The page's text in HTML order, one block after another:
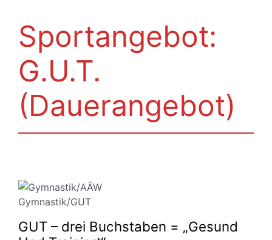
Sportangebot:
G.U.T.
(Dauerangebot)
Gymnastik/GUT
GUT – drei Buchstaben = „Gesund